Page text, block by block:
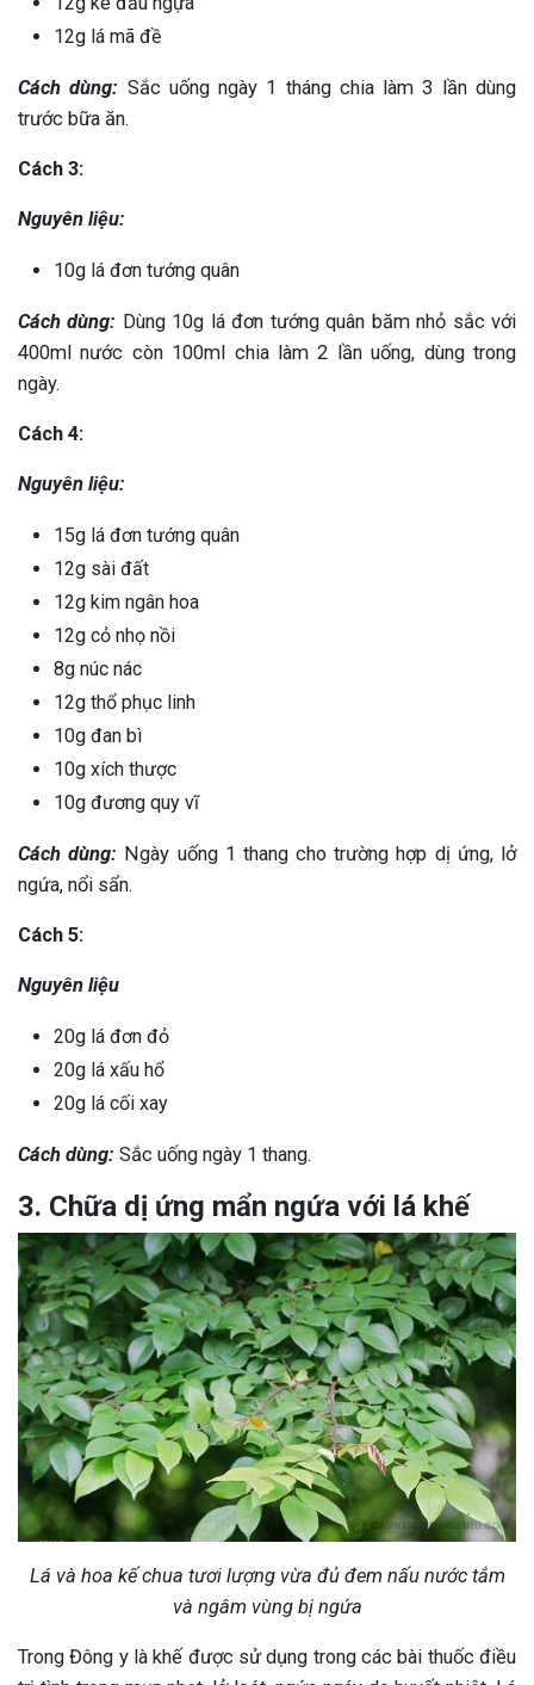
12g lá mã đề
Cách dùng: Sắc uống ngày 1 tháng chia làm 3 lần dùng
trước bữa ăn.
Cách 3:
Nguyên liệu:
10g lá đơn tướng quân
Cách dùng: Dùng 10g lá đơn tướng quân băm nhỏ sắc với
400ml nước còn 100ml chia làm 2 lần uống, dùng trong
ngày.
Cách 4:
Nguyên liệu:
15g lá đơn tướng quân
12g sài đất
12g kim ngân hoa
12g cỏ nhọ nồi
8g núc nác
12g thổ phục linh
10g đan bì
10g xích thược
10g đương quy vĩ
Cách dùng: Ngày uống 1 thang cho trường hợp dị ứng, lở
ngứa, nổi sẩn.
Cách 5:
Nguyên liệu
20g lá đơn đỏ
20g lá xấu hổ
20g lá cối xay
Cách dùng: Sắc uống ngày 1 thang.
3. Chữa dị ứng mẩn ngứa với lá khế
Lá và hoa kế chua tươi lượng vừa đủ đem nấu nước tắm
và ngâm vùng bị ngứa
Trong Đông y là khế được sử dụng trong các bài thuốc điều